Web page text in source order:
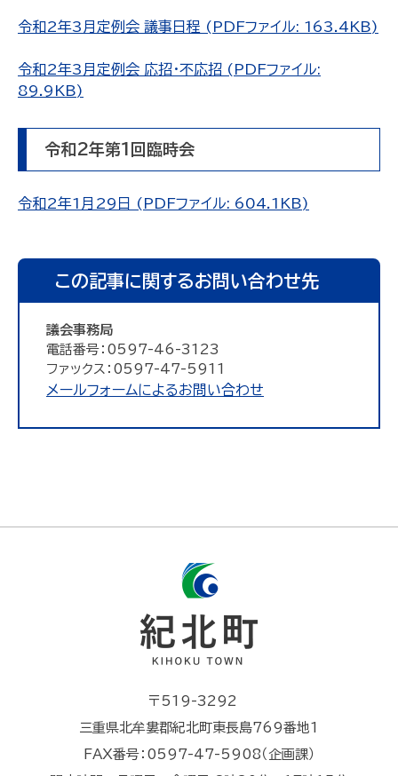
令和2年3月定例会 議事日程 (PDFファイル: 163.4KB)
令和2年3月定例会 応招・不応招 (PDFファイル:
89.9KB)
令和2年第1回臨時会
令和2年1月29日 (PDFファイル: 604.1KB)
この記事に関するお問い合わせ先
議会事務局
電話番号：0597-46-3123
ファックス：0597-47-5911
メールフォームによるお問い合わせ
〒519-3292
三重県北牟婁郡紀北町東長島769番地1
FAX番号：0597-47-5908（企画課）